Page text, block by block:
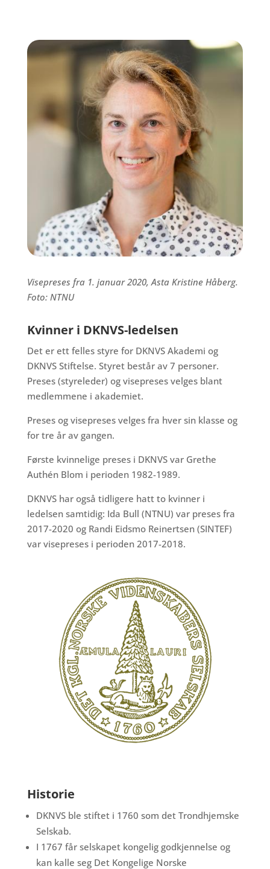
Visepreses fra 1. januar 2020, Asta Kristine Håberg.
Foto: NTNU
Kvinner i DKNVS-ledelsen
Det er ett felles styre for DKNVS Akademi og
DKNVS Stiftelse. Styret består av 7 personer.
Preses (styreleder) og visepreses velges blant
medlemmene i akademiet.
Preses og visepreses velges fra hver sin klasse og
for tre år av gangen.
Første kvinnelige preses i DKNVS var Grethe
Authén Blom i perioden 1982-1989.
DKNVS har også tidligere hatt to kvinner i
ledelsen samtidig: Ida Bull (NTNU) var preses fra
2017-2020 og Randi Eidsmo Reinertsen (SINTEF)
var visepreses i perioden 2017-2018.
Historie
DKNVS ble stiftet i 1760 som det Trondhjemske
Selskab.
I 1767 får selskapet kongelig godkjennelse og
kan kalle seg Det Kongelige Norske